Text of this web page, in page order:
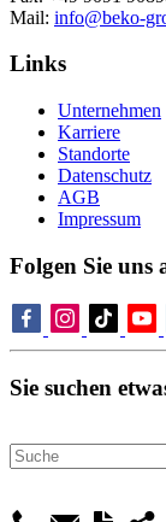
Mail: info@beko-
Links
Unternehmen
Karriere
Standorte
Datenschutz
AGB
Impressum
Folgen Sie uns
Sie suchen